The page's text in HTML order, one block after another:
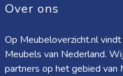
Over ons
Op Meubeloverzicht.nl
Meubels van Nederland.
partners op het gebied van